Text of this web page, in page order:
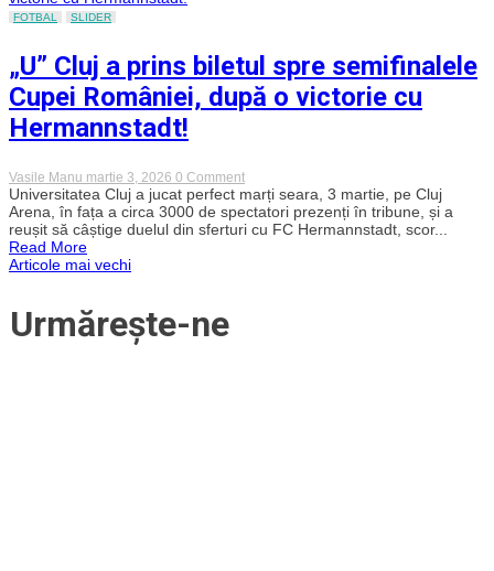
pleacă
victorioasă
din
infern
FOTBAL SLIDER
„U” Cluj a prins biletul spre semifinalele
Cupei României, după o victorie cu
Hermannstadt!
Vasile Manu martie 3, 2026 0 Commenton
„U”
Cluj
a
prins
Universitatea Cluj a jucat perfect marți seara, 3 martie, pe Cluj
Arena, în fața a circa 3000 de spectatori prezenți în tribune, și a
reușit să câștige duelul din sferturi cu FC Hermannstadt, scor...
Read More
Navigare
în
Articole mai vechi
Urmărește-ne